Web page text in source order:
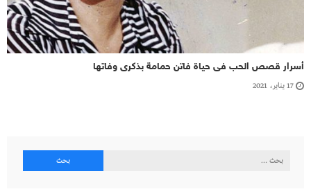
أسرار قصص الحب فى حياة فاتن حمامة بذكرى وفاتها
17 يناير، 2021
البحث